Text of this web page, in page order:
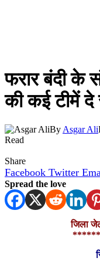
फरार बंदी के
की कई टीमें दे
ByAsgar Ali
Read
Share
Facebook Twitter
Spread the love
जिला